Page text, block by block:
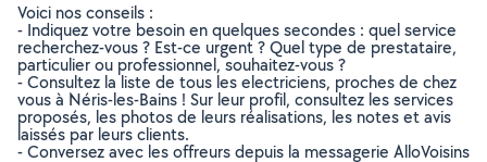
Voici nos conseils :
- Indiquez votre besoin en quelques secondes : quel service
recherchez-vous ? Est-ce urgent ? Quel type de prestataire,
particulier ou professionnel, souhaitez-vous ?
- Consultez la liste de tous les electriciens, proches de chez
vous à Néris-les-Bains ! Sur leur profil, consultez les services
proposés, les photos de leurs réalisations, les notes et avis
laissés par leurs clients.
- Conversez avec les offreurs depuis la messagerie AlloVoisins